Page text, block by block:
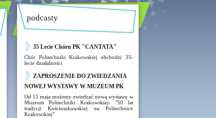
podcasty
35 Lecie Chóru PK "CANTATA"
Chór Politechniki Krakowskiej obchodzi 35-
lecie działalności
ZAPROSZENIE DO ZWIEDZANIA
NOWEJ WYSTAWY W MUZEUM PK
Od 15 maja możemy zwiedzać nową wystawę w
Muzeum Politechniki Krakowskiej- "50 lat
tradycji Kościuszkowskiej na Politechnice
Krakowskiej"